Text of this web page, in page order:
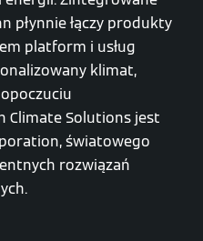
płynnie łączy produkty
platform i usług
klimat,
Climate Solutions jest
światowego
rozwiązań